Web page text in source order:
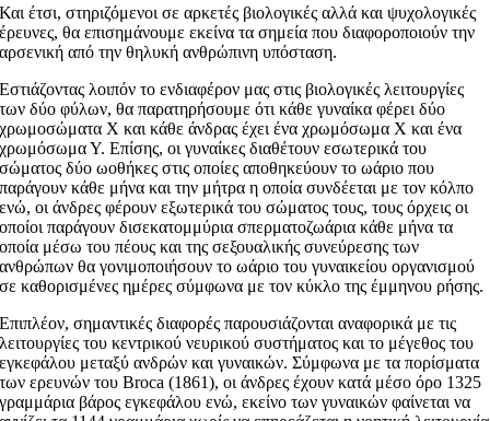
Και έτσι, στηριζόμενοι σε αρκετές βιολογικές αλλά και ψυχολογικές
έρευνες, θα επισημάνουμε εκείνα τα σημεία που διαφοροποιούν την
αρσενική από την θηλυκή ανθρώπινη υπόσταση.
Εστιάζοντας λοιπόν το ενδιαφέρον μας στις βιολογικές λειτουργίες
των δύο φύλων, θα παρατηρήσουμε ότι κάθε γυναίκα φέρει δύο
χρωμοσώματα Χ και κάθε άνδρας έχει ένα χρωμόσωμα Χ και ένα
χρωμόσωμα Υ. Επίσης, οι γυναίκες διαθέτουν εσωτερικά του
σώματος δύο ωοθήκες στις οποίες αποθηκεύουν το ωάριο που
παράγουν κάθε μήνα και την μήτρα η οποία συνδέεται με τον κόλπο
ενώ, οι άνδρες φέρουν εξωτερικά του σώματος τους, τους όρχεις οι
οποίοι παράγουν δισεκατομμύρια σπερματοζωάρια κάθε μήνα τα
οποία μέσω του πέους και της σεξουαλικής συνεύρεσης των
ανθρώπων θα γονιμοποιήσουν το ωάριο του γυναικείου οργανισμού
σε καθορισμένες ημέρες σύμφωνα με τον κύκλο της έμμηνου ρήσης.
Επιπλέον, σημαντικές διαφορές παρουσιάζονται αναφορικά με τις
λειτουργίες του κεντρικού νευρικού συστήματος και το μέγεθος του
εγκεφάλου μεταξύ ανδρών και γυναικών. Σύμφωνα με τα πορίσματα
των ερευνών του Broca (1861), οι άνδρες έχουν κατά μέσο όρο 1325
γραμμάρια βάρος εγκεφάλου ενώ, εκείνο των γυναικών φαίνεται να